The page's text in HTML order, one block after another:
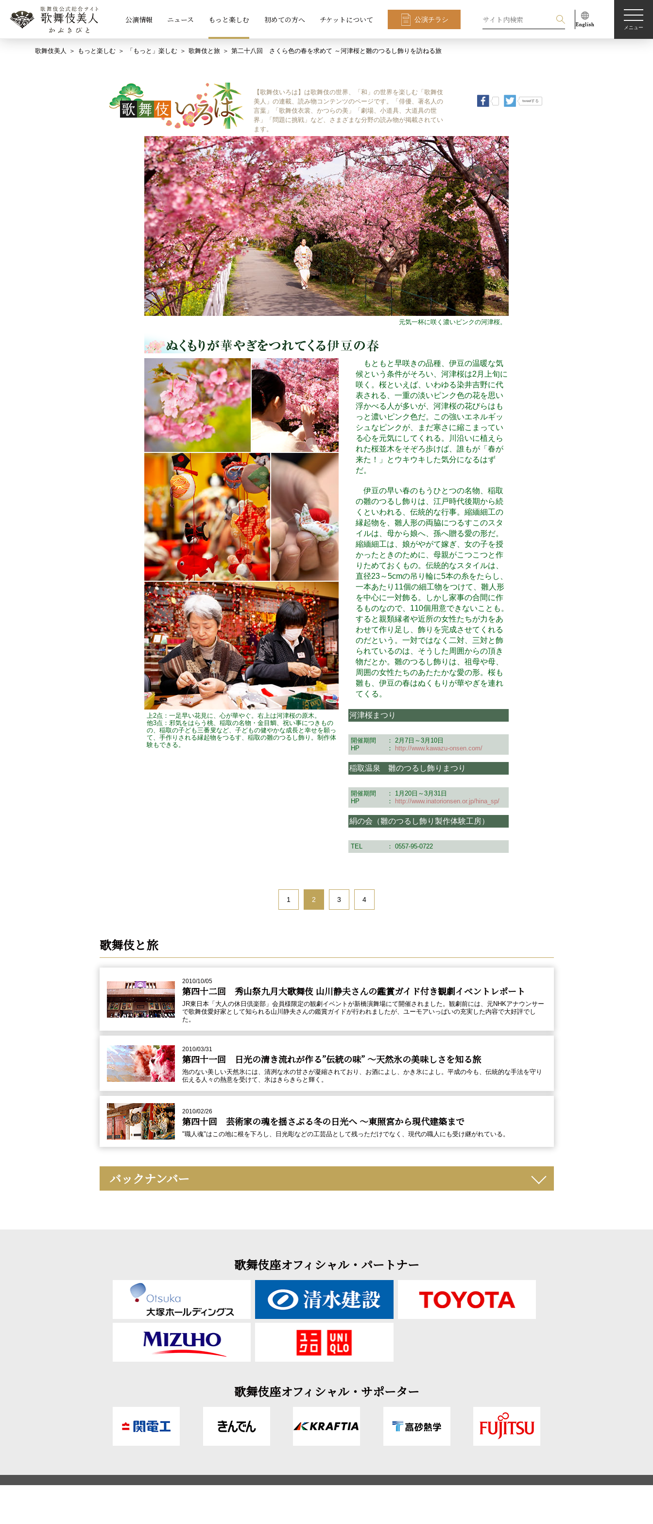
公演情報 ニュース もっと楽しむ 初めての方へ チケットについて 公演チラシ
メニュー
歌舞伎美人 もっと楽しむ 「もっと」楽しむ 歌舞伎と旅 第二十八回 さくら色の春を求めて ～河津桜と雛のつるし飾りを訪ねる旅
【歌舞伎いろは】は歌舞伎の世界、「和」の世界を楽しむ「歌舞伎
美人」の連載、読み物コンテンツのページです。「俳優、著名人の
言葉」「歌舞伎衣裳、かつらの美」「劇場、小道具、大道具の世
界」「問題に挑戦」など、さまざまな分野の読み物が掲載されてい
ます。
tweetする
元気一杯に咲く濃いピンクの河津桜。
上2点：一足早い花見に、心が華やぐ。右上は河津桜の原木。
他3点：邪気をはらう桃、稲取の名物・金目鯛、祝い事につきもの
の、稲取の子ども三番叟など、子どもの健やかな成長と幸せを願っ
て、手作りされる縁起物をつるす、稲取の雛のつるし飾り。制作体
験もできる。
もともと早咲きの品種、伊豆の温暖な気
候という条件がそろい、河津桜は2月上旬に
咲く。桜といえば、いわゆる染井吉野に代
表される、一重の淡いピンク色の花を思い
浮かべる人が多いが、河津桜の花びらはも
っと濃いピンク色だ。この強いエネルギッ
シュなピンクが、まだ寒さに縮こまってい
る心を元気にしてくれる。川沿いに植えら
れた桜並木をそぞろ歩けば、誰もが「春が
来た！」とウキウキした気分になるはず
だ。
伊豆の早い春のもうひとつの名物、稲取
の雛のつるし飾りは、江戸時代後期から続
くといわれる、伝統的な行事。縮緬細工の
縁起物を、雛人形の両脇につるすこのスタ
イルは、母から娘へ、孫へ贈る愛の形だ。
縮緬細工は、娘がやがて嫁ぎ、女の子を授
かったときのために、母親がこつこつと作
りためておくもの。伝統的なスタイルは、
直径23～5cmの吊り輪に5本の糸をたらし、
一本あたり11個の細工物をつけて、雛人形
を中心に一対飾る。しかし家事の合間に作
るものなので、110個用意できないことも。
すると親類縁者や近所の女性たちが力をあ
わせて作り足し、飾りを完成させてくれる
のだという。一対ではなく二対、三対と飾
られているのは、そうした周囲からの頂き
物だとか。雛のつるし飾りは、祖母や母、
周囲の女性たちのあたたかな愛の形。桜も
雛も、伊豆の春はぬくもりが華やぎを連れ
てくる。
河津桜まつり
開催期間 ： 2月7日～3月10日
HP
： http://www.kawazu-onsen.com/
稲取温泉 雛のつるし飾りまつり
開催期間 ： 1月20日～3月31日
HP
： http://www.inatorionsen.or.jp/hina_sp/
絹の会（雛のつるし飾り製作体験工房）
TEL ： 0557-95-0722
1 2 3 4
歌舞伎と旅
2010/10/05
第四十二回 秀山祭九月大歌舞伎 山川静夫さんの鑑賞ガイド付き観劇イベントレポート
JR東日本「大人の休日倶楽部」会員様限定の観劇イベントが新橋演舞場にて開催されました。観劇前には、元NHKアナウンサー
で歌舞伎愛好家として知られる山川静夫さんの鑑賞ガイドが行われましたが、ユーモアいっぱいの充実した内容で大好評でし
た。
2010/03/31
第四十一回 日光の清き流れが作る”伝統の味” ～天然氷の美味しさを知る旅
泡のない美しい天然氷には、清冽な水の甘さが凝縮されており、お酒によし、かき氷によし。平成の今も、伝統的な手法を守り
伝える人々の熱意を受けて、氷はきらきらと輝く。
2010/02/26
第四十回 芸術家の魂を揺さぶる冬の日光へ ～東照宮から現代建築まで
"職人魂"はこの地に根を下ろし、日光彫などの工芸品として残っただけでなく、現代の職人にも受け継がれている。
バックナンバー
歌舞伎座オフィシャル・パートナー
歌舞伎座オフィシャル・サポーター